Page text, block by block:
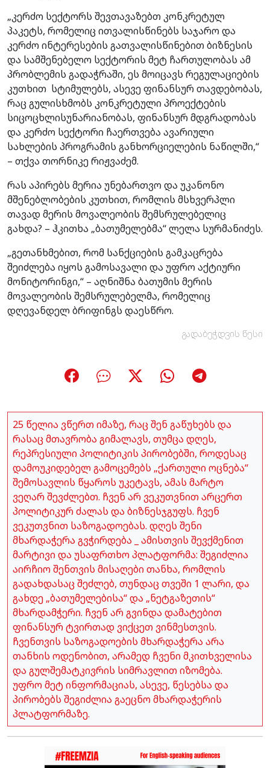
„კერძო სექტორს შევთავაზებთ კონკრეტულ
პაკეტს, რომელიც ითვალისწინებს საჯარო და
კერძო ინტერესების გათვალისწინებით ბიზნესის
და სამშენებელო სექტორის მეტ ჩართულობას ამ
პრობლემის გადაჭრაში, ეს მოიცავს რეგულაციების
კუთხით სტიმულებს, ასევე ფინანსურ თავდებობას,
რაც გულისხმობს კონკრეტული პროექტების
სიცოცხლისუნარიანობას, ფინანსურ მდგრადობას
და კერძო სექტორი ჩაერთვება ავარიული
სახლების პროგრამის განხორციელების ნაწილში,“
– თქვა თორნიკე რიჟვაძემ.
რას აპირებს მერია უნებართვო და უკანონო
მშენებლობების კუთხით, რომლის მსხვერპლი
თავად მერის მოვალეობის შემსრულებელიც
გახდა? – ჰკითხა „ბათუმელებმა“ ლელა სურმანიძეს.
„გეთანხმებით, რომ სანქციების გამკაცრება
შეიძლება იყოს გამოსავალი და უფრო აქტიური
მონიტორინგი,“ – აღნიშნა ბათუმის მერის
მოვალეობის შემსრულებელმა, რომელიც
დღევანდელ ბრიფინგს დაესწრო.
გადაბეჭდვის წესი
25 წელია ვწერთ იმაზე, რაც შენ გაწუხებს და
რასაც მთავრობა გიმალავს, თუმცა დღეს,
რეპრესიული პოლიტიკის პირობებში, როდესაც
დამოუკიდებელ გამოცემებს „ქართული ოცნება“
შემოსავლის წყაროს უკეტავს, ამას მარტო
ვეღარ შევძლებთ. ჩვენ არ ვეკუთვნით არცერთ
პოლიტიკურ ძალას და ბიზნესჯგუფს. ჩვენ
ვეკუთვნით საზოგადოებას. დღეს შენი
მხარდაჭერა გვჭირდება _ ამისთვის შევქმენით
მარტივი და უსაფრთხო პლატფორმა: შეგიძლია
აირჩიო შენთვის მისაღები თანხა, რომლის
გადახდასაც შეძლებ, თუნდაც თვეში 1 ლარი, და
გახდე „ბათუმელებისა“ და „ნეტგაზეთის“
მხარდამჭერი. ჩვენ არ გვინდა დამატებით
ფინანსურ ტვირთად ვიქცეთ ვინმესთვის.
ჩვენთვის საზოგადოების მხარდაჭერა არა
თანხის ოდენობით, არამედ ჩვენი მკითხველისა
და გულშემატკივრის სიმრავლით იზომება.
უფრო მეტ ინფორმაციას, ასევე, წესებსა და
პირობებს შეგიძლია გაეცნო მხარდაჭერის
პლატფორმაზე.